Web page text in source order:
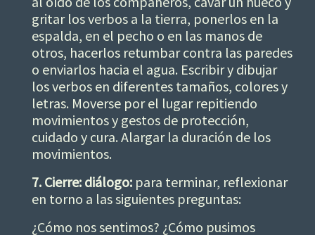
gritar los verbos a la tierra, ponerlos en la
espalda, en el pecho o en las manos de
otros, hacerlos retumbar contra las paredes
o enviarlos hacia el agua. Escribir y dibujar
los verbos en diferentes tamaños, colores y
letras. Moverse por el lugar repitiendo
movimientos y gestos de protección,
cuidado y cura. Alargar la duración de los
movimientos.
7. Cierre: diálogo: para terminar, reflexionar
en torno a las siguientes preguntas:
¿Cómo nos sentimos? ¿Cómo pusimos